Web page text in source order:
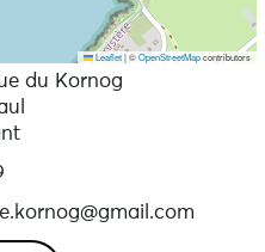
Leaflet |©OpenStreetMapcontributors
du Kornog